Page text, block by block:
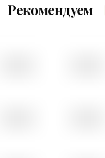
Рекомендуем